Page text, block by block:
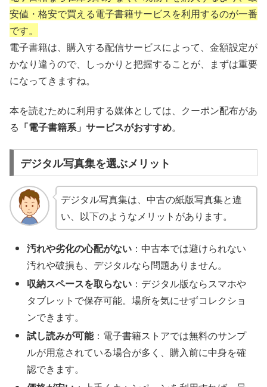
安値・格安で買える電子書籍サービスを利用するのが一番
です。
電子書籍は、購入する配信サービスによって、金額設定が
かなり違うので、しっかりと把握することが、まずは重要
になってきますね。
本を読むために利用する媒体としては、クーポン配布があ
る 「電子書籍系」サービスがおすすめ。
デジタル写真集を選ぶメリット
デジタル写真集は、中古の紙版写真集と違
い、以下のようなメリットがあります。
汚れや劣化の心配がない ：中古本では避けられない
汚れや破損も、デジタルなら問題ありません。
収納スペースを取らない ：デジタル版ならスマホや
タブレットで保存可能。場所を気にせずコレクショ
ンできます。
試し読みが可能：電子書籍ストアでは無料のサンプ
ルが用意されている場合が多く、購入前に中身を確
認できます。